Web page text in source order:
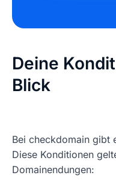
Deine
Blick
Bei checkdomain gibt
Diese Konditionen
Domainendungen: